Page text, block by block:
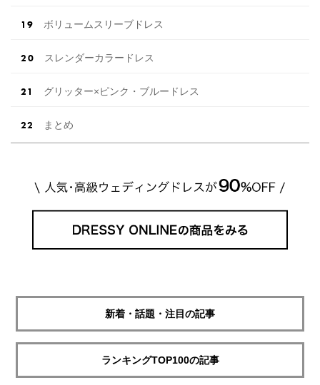
ボリュームスリーブドレス
スレンダーカラードレス
グリッター×ピンク・ブルードレス
まとめ
新着・話題・注目の記事
ランキングTOP100の記事